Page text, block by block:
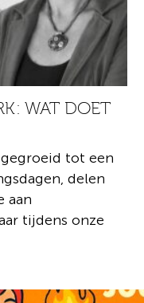
WAT DOET
tot een
delen
aan
tijdens onze